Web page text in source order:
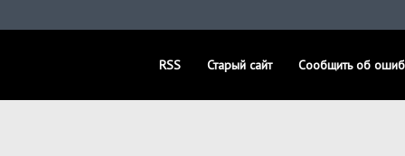
RSS Старый сайт Сообщить об